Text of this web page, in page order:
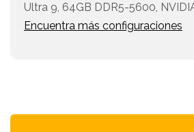
Ultra 9, 64GB DDR5-5600,
Encuentra más configuraciones